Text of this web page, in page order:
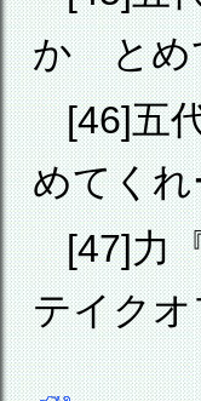
か とめ
[46]五
めてくれ
[47]力
テイク